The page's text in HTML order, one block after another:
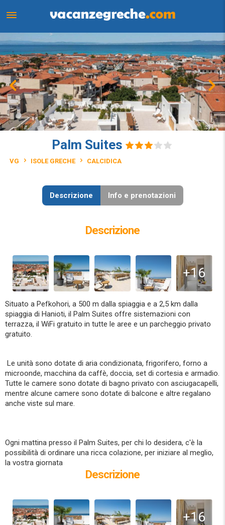
Palm Suites
VG ISOLE GRECHE CALCIDICA
Descrizione Info e prenotazioni
Descrizione
+16
Situato a Pefkohori, a 500 m dalla spiaggia e a 2,5 km dalla
spiaggia di Hanioti, il Palm Suites offre sistemazioni con
terrazza, il WiFi gratuito in tutte le aree e un parcheggio privato
gratuito.
Le unità sono dotate di aria condizionata, frigorifero, forno a
microonde, macchina da caffè, doccia, set di cortesia e armadio.
Tutte le camere sono dotate di bagno privato con asciugacapelli,
mentre alcune camere sono dotate di balcone e altre regalano
anche viste sul mare.
Ogni mattina presso il Palm Suites, per chi lo desidera, c'è la
possibilità di ordinare una ricca colazione, per iniziare al meglio,
la vostra giornata
Descrizione
+16